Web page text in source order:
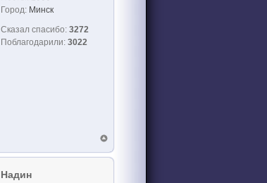
Город: Минск
Сказал спасибо: 3272
Поблагодарили: 3022
Надин